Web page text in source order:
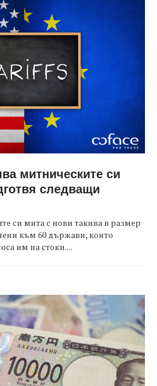
митническите си
следващи
си мита с нови такива в размер
към 60 държави, които
им на стоки....